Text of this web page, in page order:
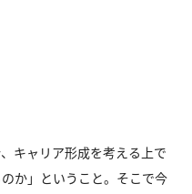
キャリア形成を考える上で
か」ということ。そこで今